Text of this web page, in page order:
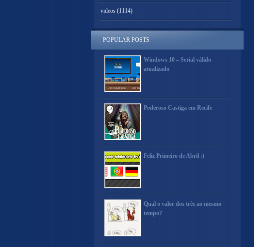
videos (1114)
POPULAR POSTS
Windows 10 – Serial válido
atualizado
Poderoso Castiga em Recife
Feliz Primeiro de Abril :)
Qual o valor dos três ao mesmo
tempo?